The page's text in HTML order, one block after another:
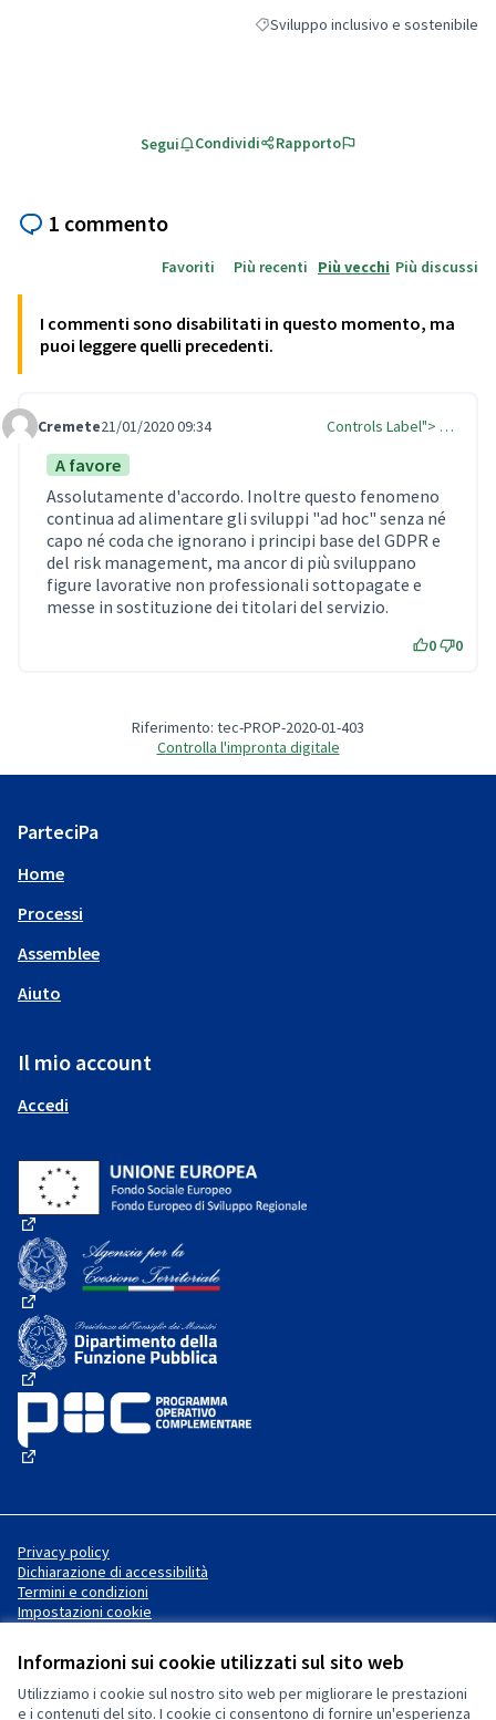
Informazioni sui cookie utilizzati sul sito web
Utilizziamo i cookie sul nostro sito web per migliorare le prestazioni
e i contenuti del sito. I cookie ci consentono di fornire un'esperienza
Filtra i risultati per categoria:
Sviluppo inclusivo e sostenibile
Segui Condividi Rapporto
1 commento
Favoriti Più recenti Più vecchi Più discussi
I commenti sono disabilitati in questo momento, ma
puoi leggere quelli precedenti.
Comment Label
Cremete21/01/2020 09:34 Controls Label"> …
A favore
Assolutamente d'accordo. Inoltre questo fenomeno
continua ad alimentare gli sviluppi "ad hoc" senza né
capo né coda che ignorano i principi base del GDPR e
del risk management, ma ancor di più sviluppano
figure lavorative non professionali sottopagate e
messe in sostituzione dei titolari del servizio.
0 0
Riferimento: tec-PROP-2020-01-403
Controlla l'impronta digitale
ParteciPa
Home
Processi
Assemblee
Aiuto
Il mio account
Accedi
(Collegamento esterno)
(Collegamento esterno)
(Collegamento esterno)
Privacy policy
Dichiarazione di accessibilità
Termini e condizioni
Impostazioni cookie
Licenza Creative Commons
(Collegamento esterno)
Sito web creato consoftware